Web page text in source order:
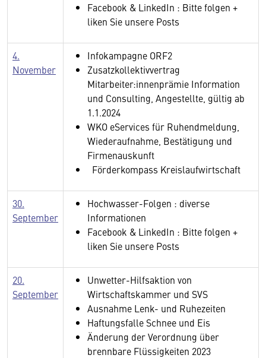
Facebook & LinkedIn : Bitte folgen +
liken Sie unsere Posts
4.
November
Infokampagne ORF2
Zusatzkollektivvertrag
Mitarbeiter:innenprämie Information
und Consulting, Angestellte, gültig ab
1.1.2024
WKO eServices für Ruhendmeldung,
Wiederaufnahme, Bestätigung und
Firmenauskunft
Förderkompass Kreislaufwirtschaft
30.
September
Hochwasser-Folgen : diverse
Informationen
Facebook & LinkedIn : Bitte folgen +
liken Sie unsere Posts
20.
September
Unwetter-Hilfsaktion von
Wirtschaftskammer und SVS
Ausnahme Lenk- und Ruhezeiten
Haftungsfalle Schnee und Eis
Änderung der Verordnung über
brennbare Flüssigkeiten 2023